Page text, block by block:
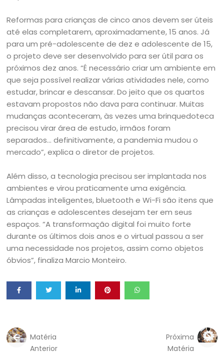
Reformas para crianças de cinco anos devem ser úteis
até elas completarem, aproximadamente, 15 anos. Já
para um pré-adolescente de dez e adolescente de 15,
o projeto deve ser desenvolvido para ser útil para os
próximos dez anos. “É necessário criar um ambiente em
que seja possível realizar várias atividades nele, como
estudar, brincar e descansar. Do jeito que os quartos
estavam propostos não dava para continuar. Muitas
mudanças aconteceram, às vezes uma brinquedoteca
precisou virar área de estudo, irmãos foram
separados… definitivamente, a pandemia mudou o
mercado”, explica o diretor de projetos.
Além disso, a tecnologia precisou ser implantada nos
ambientes e virou praticamente uma exigência.
Lâmpadas inteligentes, bluetooth e Wi-Fi são itens que
as crianças e adolescentes desejam ter em seus
espaços. “A transformação digital foi muito forte
durante os últimos dois anos e o virtual passou a ser
uma necessidade nos projetos, assim como objetos
óbvios”, finaliza Marcio Monteiro.
Matéria
Anterior
Próxima
Matéria